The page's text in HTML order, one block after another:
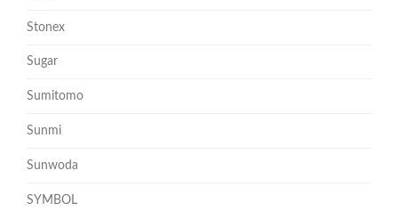
Stonex
Sugar
Sumitomo
Sunmi
Sunwoda
SYMBOL